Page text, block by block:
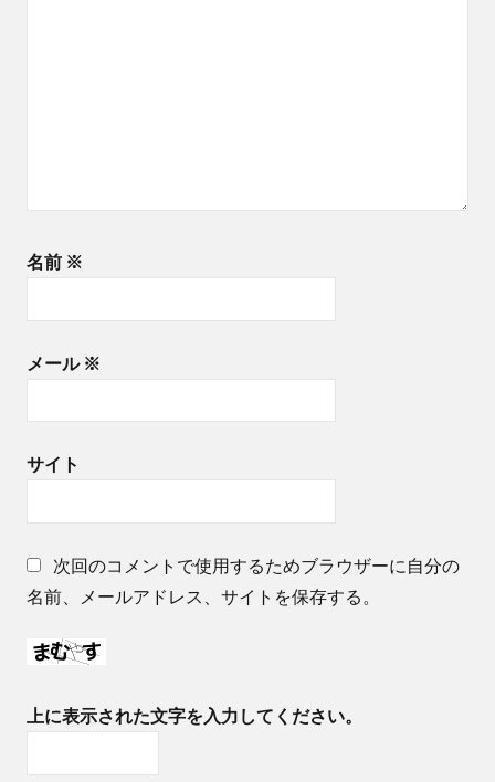
名前 ※
メール ※
サイト
次回のコメントで使用するためブラウザーに自分の
名前、メールアドレス、サイトを保存する。
上に表示された文字を入力してください。